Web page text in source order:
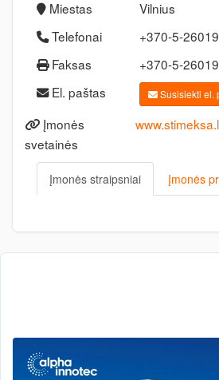
Miestas
Vilnius
Telefonai
+370-5-
Faksas
+370-5-
El. paštas
Susisiekti el.
Įmonės
svetainės
Įmonės straipsniai Įmonės